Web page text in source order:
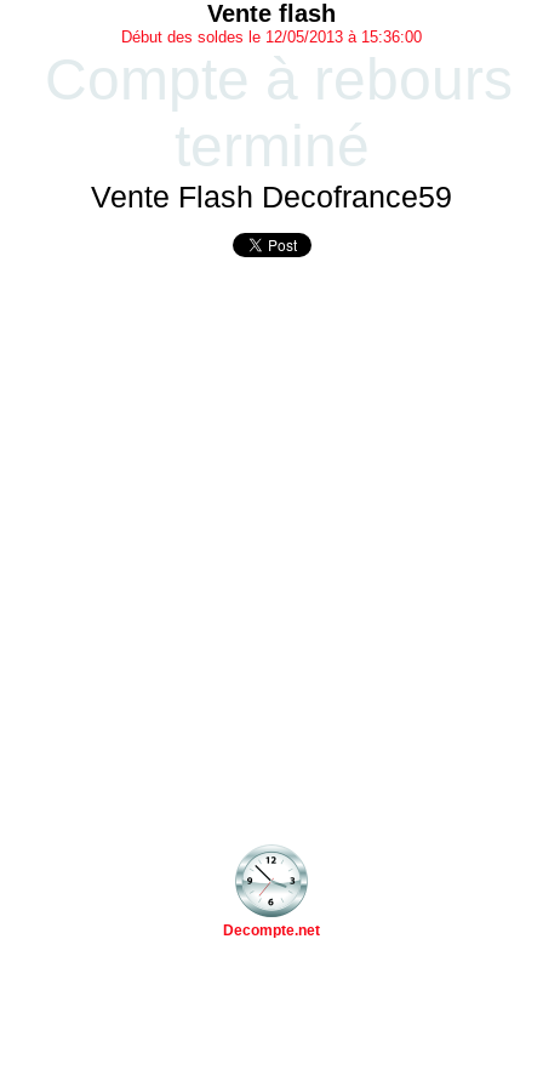
Vente flash
Début des soldes le 12/05/2013 à 15:36:00
Compte à rebours
terminé
Vente Flash Decofrance59
Decompte.net